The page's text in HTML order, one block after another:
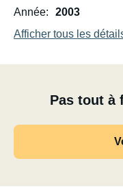
Année
2003
Afficher tous les
Pas tout à